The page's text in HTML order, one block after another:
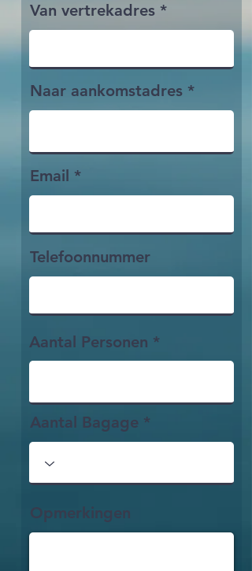
Van vertrekadres
Naar aankomstadres
Email
Telefoonnummer
Aantal Personen
Aantal Bagage
Opmerkingen